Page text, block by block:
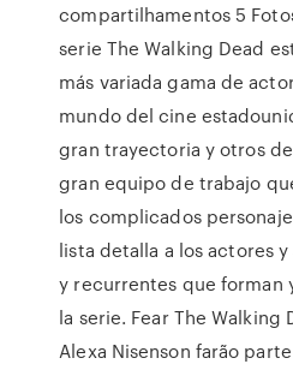
compartilhamentos 5
serie The Walking Dead
más variada gama de
mundo del cine
gran trayectoria y otros
gran equipo de trabajo
los complicados
lista detalla a los actores
y recurrentes que forman
la serie. Fear The Walking
Alexa Nisenson farão